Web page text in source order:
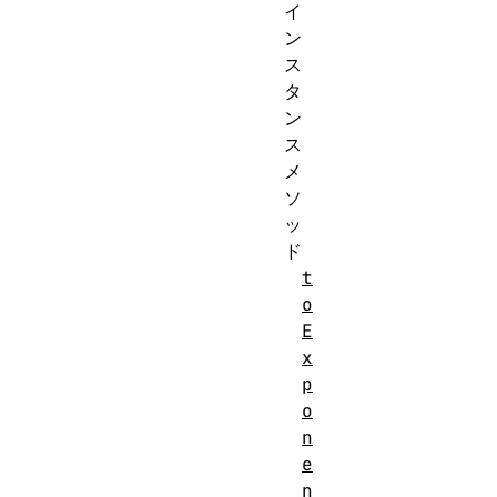
イ
ン
ス
タ
ン
ス
メ
ソ
ッ
ド
t
o
E
x
p
o
n
e
n